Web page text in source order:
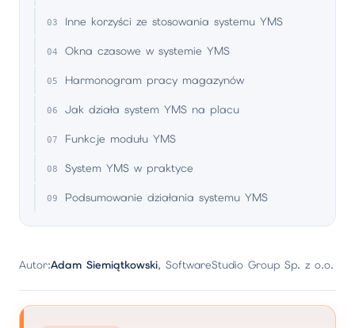
Inne korzyści ze stosowania systemu YMS
Okna czasowe w systemie YMS
Harmonogram pracy magazynów
Jak działa system YMS na placu
Funkcje modułu YMS
System YMS w praktyce
Podsumowanie działania systemu YMS
Autor:Adam Siemiątkowski, SoftwareStudio Group Sp. z o.o.